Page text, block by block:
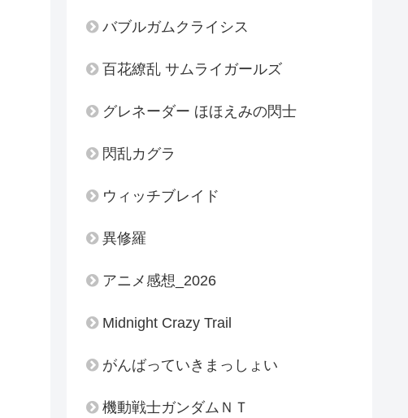
バブルガムクライシス
百花繚乱 サムライガールズ
グレネーダー ほほえみの閃士
閃乱カグラ
ウィッチブレイド
異修羅
アニメ感想_2026
Midnight Crazy Trail
がんばっていきまっしょい
機動戦士ガンダムＮＴ